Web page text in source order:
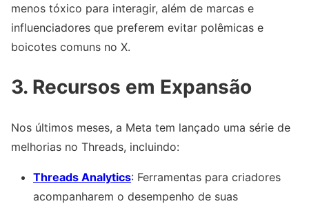
menos tóxico para interagir, além de marcas e
influenciadores que preferem evitar polêmicas e
boicotes comuns no X.
3. Recursos em Expansão
Nos últimos meses, a Meta tem lançado uma série de
melhorias no Threads, incluindo:
Threads Analytics: Ferramentas para criadores
acompanharem o desempenho de suas